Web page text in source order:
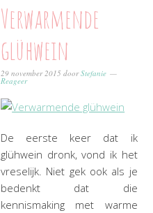
Verwarmende
glühwein
29 november 2015 doorStefanie
Reageer
De eerste keer dat ik
glühwein dronk, vond ik het
vreselijk. Niet gek ook als je
bedenkt dat die
kennismaking met warme